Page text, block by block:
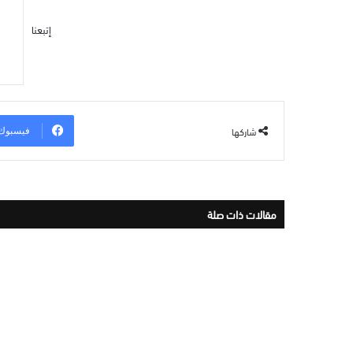
إتبعنا
شاركها
مقالات ذات صلة